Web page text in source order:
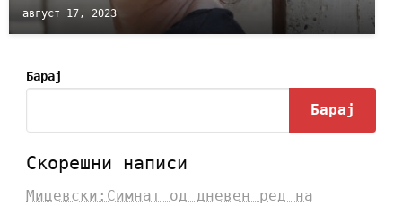
август 17, 2023
Барај
Барај
Скорешни написи
Мицевски:Симнат од дневен ред на